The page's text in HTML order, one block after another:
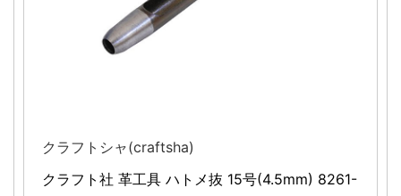
クラフトシャ(craftsha)
クラフト社 革工具 ハトメ抜 15号(4.5mm) 8261-